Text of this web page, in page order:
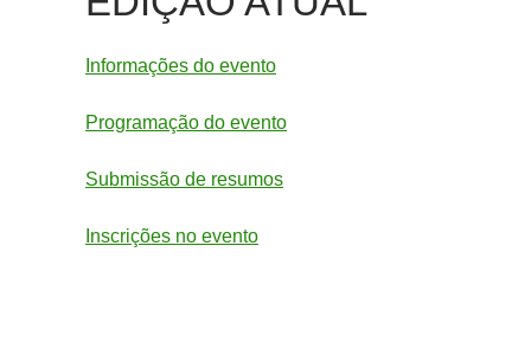
Informações do evento
Programação do evento
Submissão de resumos
Inscrições no evento